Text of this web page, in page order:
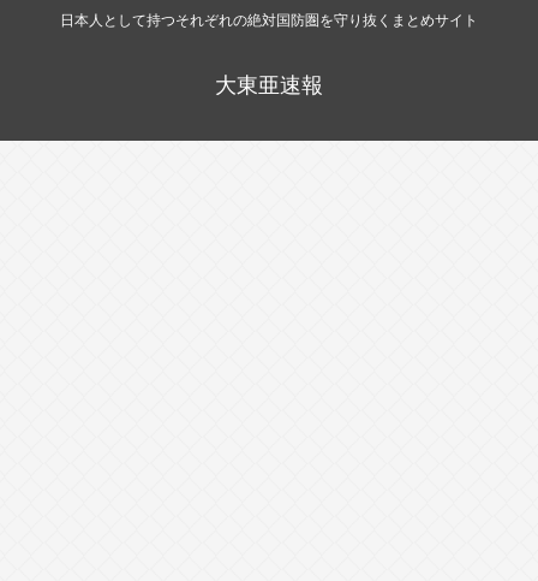
日本人として持つそれぞれの絶対国防圏を守り抜くまとめサイト
大東亜速報